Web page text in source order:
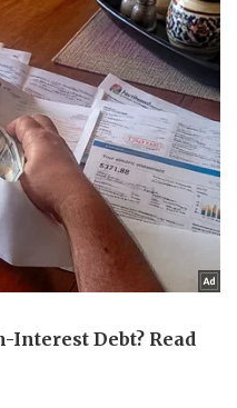
Ô tô - Xe máy
Ô tô
Tư vấn